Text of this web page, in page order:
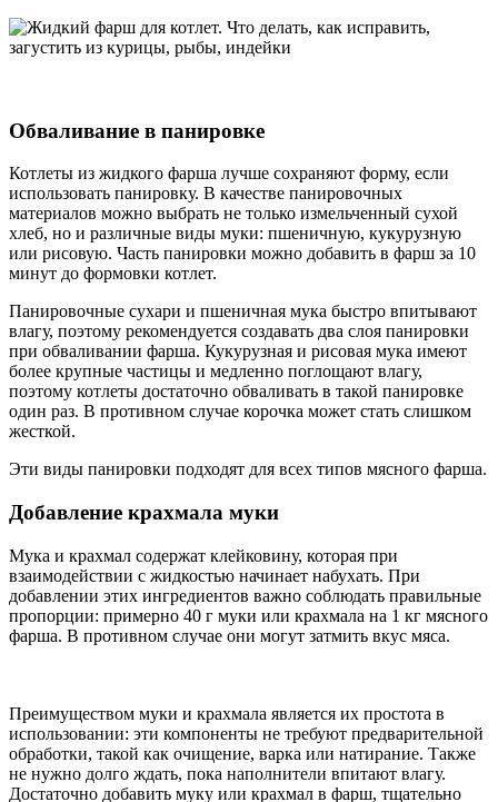
Обваливание в панировке
Котлеты из жидкого фарша лучше сохраняют форму, если
использовать панировку. В качестве панировочных
материалов можно выбрать не только измельченный сухой
хлеб, но и различные виды муки: пшеничную, кукурузную
или рисовую. Часть панировки можно добавить в фарш за 10
минут до формовки котлет.
Панировочные сухари и пшеничная мука быстро впитывают
влагу, поэтому рекомендуется создавать два слоя панировки
при обваливании фарша. Кукурузная и рисовая мука имеют
более крупные частицы и медленно поглощают влагу,
поэтому котлеты достаточно обваливать в такой панировке
один раз. В противном случае корочка может стать слишком
жесткой.
Эти виды панировки подходят для всех типов мясного фарша.
Добавление крахмала муки
Мука и крахмал содержат клейковину, которая при
взаимодействии с жидкостью начинает набухать. При
добавлении этих ингредиентов важно соблюдать правильные
пропорции: примерно 40 г муки или крахмала на 1 кг мясного
фарша. В противном случае они могут затмить вкус мяса.
Преимуществом муки и крахмала является их простота в
использовании: эти компоненты не требуют предварительной
обработки, такой как очищение, варка или натирание. Также
не нужно долго ждать, пока наполнители впитают влагу.
Достаточно добавить муку или крахмал в фарш, тщательно